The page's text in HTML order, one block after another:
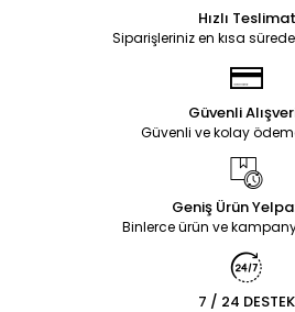
Hızlı Teslimat
Siparişleriniz en kısa
Güvenli
Güvenli ve kolay
Geniş Ürün
Binlerce ürün ve
7 / 24 DESTEK